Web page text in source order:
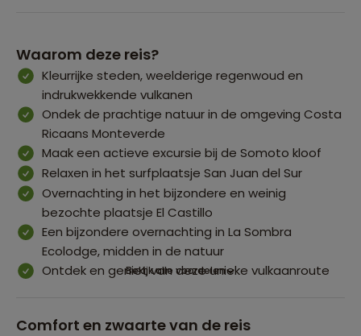
Waarom deze reis?
Kleurrijke steden, weelderige regenwoud en
indrukwekkende vulkanen
Ondek de prachtige natuur in de omgeving Costa
Ricaans Monteverde
Maak een actieve excursie bij de Somoto kloof
Relaxen in het surfplaatsje San Juan del Sur
Overnachting in het bijzondere en weinig
bezochte plaatsje El Castillo
Een bijzondere overnachting in La Sombra
Ecolodge, midden in de natuur
Ontdek en geniet van deze unieke vulkaanroute
Bekijk alle voordelen
Comfort en zwaarte van de reis